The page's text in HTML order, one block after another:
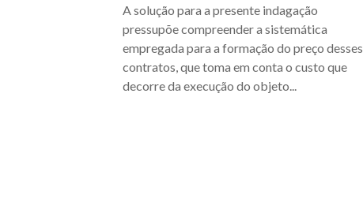
A solução para a presente indagação
pressupõe compreender a sistemática
empregada para a formação do preço desses
contratos, que toma em conta o custo que
decorre da execução do objeto...